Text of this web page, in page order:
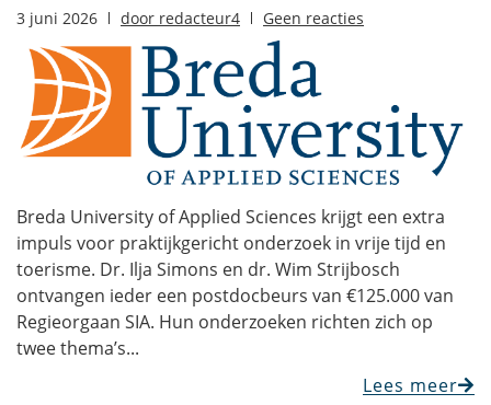
3 juni 2026 door redacteur4 Geen reacties
Breda University of Applied Sciences krijgt een extra
impuls voor praktijkgericht onderzoek in vrije tijd en
toerisme. Dr. Ilja Simons en dr. Wim Strijbosch
ontvangen ieder een postdocbeurs van €125.000 van
Regieorgaan SIA. Hun onderzoeken richten zich op
twee thema’s...
Lees meer